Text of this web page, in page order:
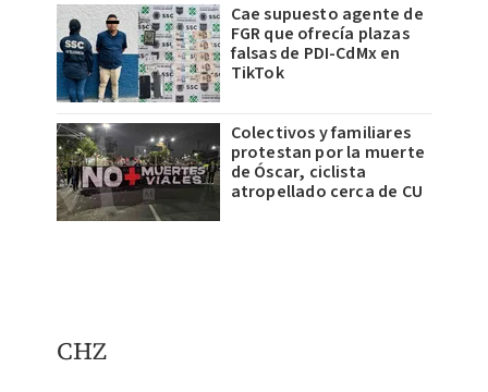
Cae supuesto agente de
FGR que ofrecía plazas
falsas de PDI-CdMx en
TikTok
Colectivos y familiares
protestan por la muerte
de Óscar, ciclista
atropellado cerca de CU
CHZ